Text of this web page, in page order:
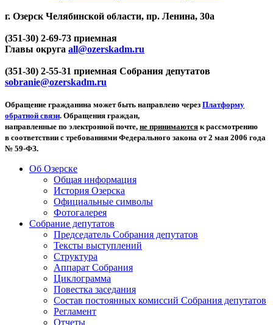
г. Озерск Челябинской области, пр. Ленина, 30а
(351-30) 2-69-73 приемная
Главы округа all@ozerskadm.ru
(351-30) 2-55-31 приемная Собрания депутатов
sobranie@ozerskadm.ru
Обращение гражданина может быть направлено через Платформу
обратной связи. Обращения граждан,
направленные по электронной почте, не принимаются к рассмотрению
в соответствии с требованиями Федерального закона от 2 мая 2006 года
№ 59-ФЗ.
Об Озерске
Общая информация
История Озерска
Официальные символы
Фотогалерея
Собрание депутатов
Председатель Собрания депутатов
Тексты выступлений
Структура
Аппарат Собрания
Циклограмма
Повестка заседания
Состав постоянных комиссий Собрания депутатов
Регламент
Отчеты